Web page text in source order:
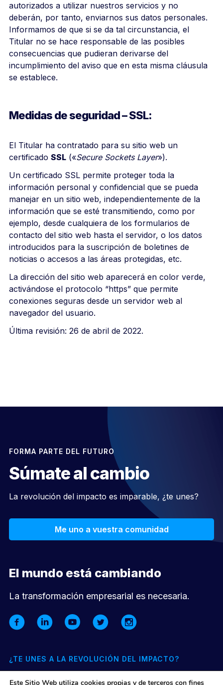
autorizados a utilizar nuestros servicios y no
deberán, por tanto, enviarnos sus datos personales.
Informamos de que si se da tal circunstancia, el
Titular no se hace responsable de las posibles
consecuencias que pudieran derivarse del
incumplimiento del aviso que en esta misma cláusula
se establece.
Medidas de seguridad – SSL:
El Titular ha contratado para su sitio web un
certificado SSL («Secure Sockets Layer»).
Un certificado SSL permite proteger toda la
información personal y confidencial que se pueda
manejar en un sitio web, independientemente de la
información que se esté transmitiendo, como por
ejemplo, desde cualquiera de los formularios de
contacto del sitio web hasta el servidor, o los datos
introducidos para la suscripción de boletines de
noticias o accesos a las áreas protegidas, etc.
La dirección del sitio web aparecerá en color verde,
activándose el protocolo “https” que permite
conexiones seguras desde un servidor web al
navegador del usuario.
Última revisión: 26 de abril de 2022.
FORMA PARTE DEL FUTURO
Súmate al cambio
La revolución del impacto es imparable, ¿te unes?
Me uno a vuestra comunidad
El mundo está cambiando
La transformación empresarial es necesaria.
¿TE UNES A LA REVOLUCIÓN DEL IMPACTO?
Este Sitio Web utiliza cookies propias y de terceros con fines